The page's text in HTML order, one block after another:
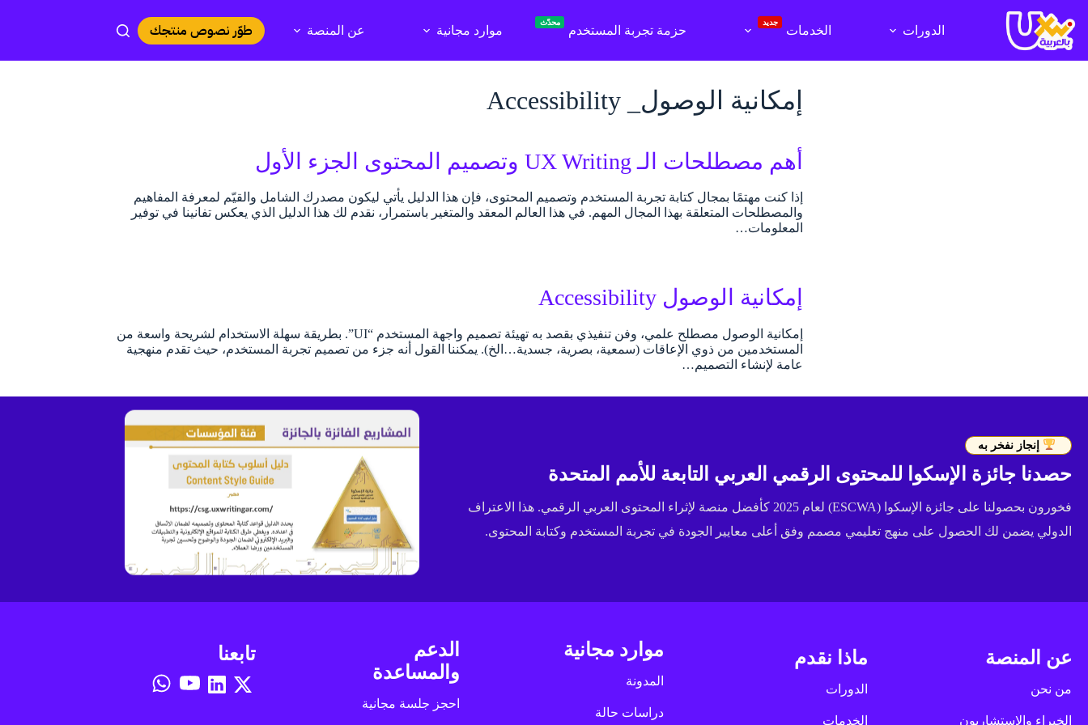
إلى
المحتوى
الدورات الخدمات
جديد
حزمة تجربة المستخدم
محدّث
موارد مجانية عن المنصة طوّر نصوص منتجك
إمكانية الوصول_ Accessibility
أهم مصطلحات الـ UX Writing وتصميم المحتوى الجزء الأول
إذا كنت مهتمًا بمجال كتابة تجربة المستخدم وتصميم المحتوى، فإن هذا الدليل يأتي ليكون مصدرك الشامل والقيّم لمعرفة المفاهيم
والمصطلحات المتعلقة بهذا المجال المهم. في هذا العالم المعقد والمتغير باستمرار، نقدم لك هذا الدليل الذي يعكس تفانينا في توفير
المعلومات…
إمكانية الوصول Accessibility
إمكانية الوصول مصطلح علمي، وفن تنفيذي بقصد به تهيئة تصميم واجهة المستخدم “UI”. بطريقة سهلة الاستخدام لشريحة واسعة من
المستخدمين من ذوي الإعاقات (سمعية، بصرية، جسدية…الخ). يمكننا القول أنه جزء من تصميم تجربة المستخدم، حيث تقدم منهجية
عامة لإنشاء التصميم…
إنجاز نفخر به
حصدنا جائزة الإسكوا للمحتوى الرقمي العربي التابعة للأمم المتحدة
فخورون بحصولنا على جائزة الإسكوا (ESCWA) لعام 2025 كأفضل منصة لإثراء المحتوى العربي الرقمي. هذا الاعتراف
الدولي يضمن لك الحصول على منهج تعليمي مصمم وفق أعلى معايير الجودة في تجربة المستخدم وكتابة المحتوى.
عن المنصة
من نحن
الخبراء والاستشاريون
ماذا نقدم
الدورات
الخدمات
موارد مجانية
المدونة
دراسات حالة
الدعم
والمساعدة
احجز جلسة مجانية
تابعنا